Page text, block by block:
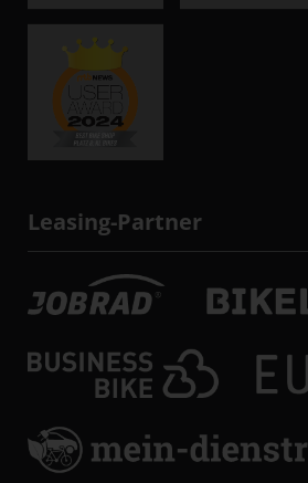
Leasing-Partner